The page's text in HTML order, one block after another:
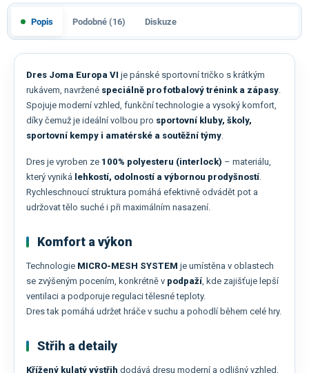
Popis Podobné (16) Diskuze
Dres Joma Europa VI je pánské sportovní tričko s krátkým
rukávem, navržené speciálně pro fotbalový trénink a zápasy.
Spojuje moderní vzhled, funkční technologie a vysoký komfort,
díky čemuž je ideální volbou pro sportovní kluby, školy,
sportovní kempy i amatérské a soutěžní týmy.
Dres je vyroben ze 100% polyesteru (interlock) – materiálu,
který vyniká lehkostí, odolností a výbornou prodyšností.
Rychleschnoucí struktura pomáhá efektivně odvádět pot a
udržovat tělo suché i při maximálním nasazení.
Komfort a výkon
Technologie MICRO-MESH SYSTEM je umístěna v oblastech
se zvýšeným pocením, konkrétně v podpaží, kde zajišťuje lepší
ventilaci a podporuje regulaci tělesné teploty.
Dres tak pomáhá udržet hráče v suchu a pohodlí během celé hry.
Střih a detaily
Křížený kulatý výstřih dodává dresu moderní a odlišný vzhled,